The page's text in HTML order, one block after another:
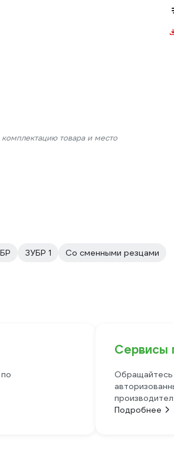
товара и место
ЗУБР 1 Со сменными резцами
Сервисы
Обращайтесь
Подробнее